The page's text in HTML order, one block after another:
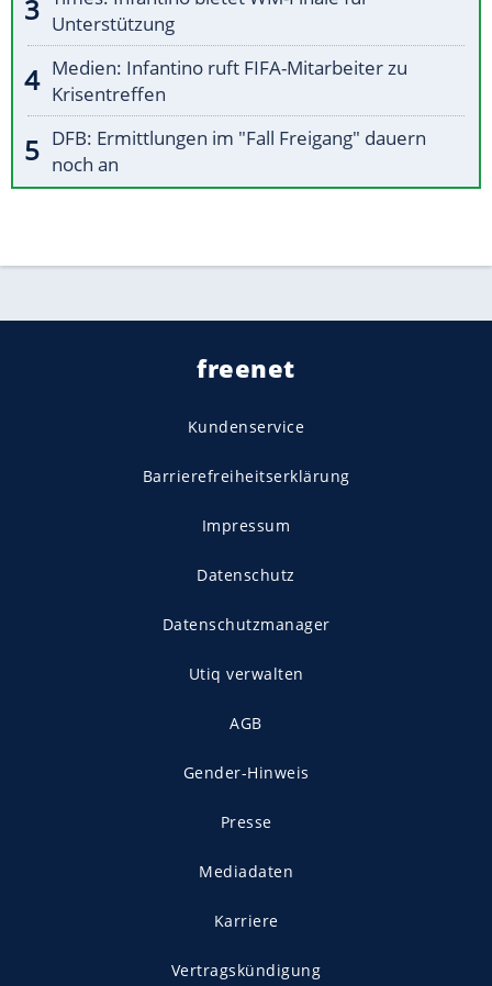
Unterstützung
Medien: Infantino ruft FIFA-Mitarbeiter zu
Krisentreffen
DFB: Ermittlungen im "Fall Freigang" dauern
noch an
freenet
Kundenservice
Barrierefreiheitserklärung
Impressum
Datenschutz
Datenschutzmanager
Utiq verwalten
AGB
Gender-Hinweis
Presse
Mediadaten
Karriere
Vertragskündigung